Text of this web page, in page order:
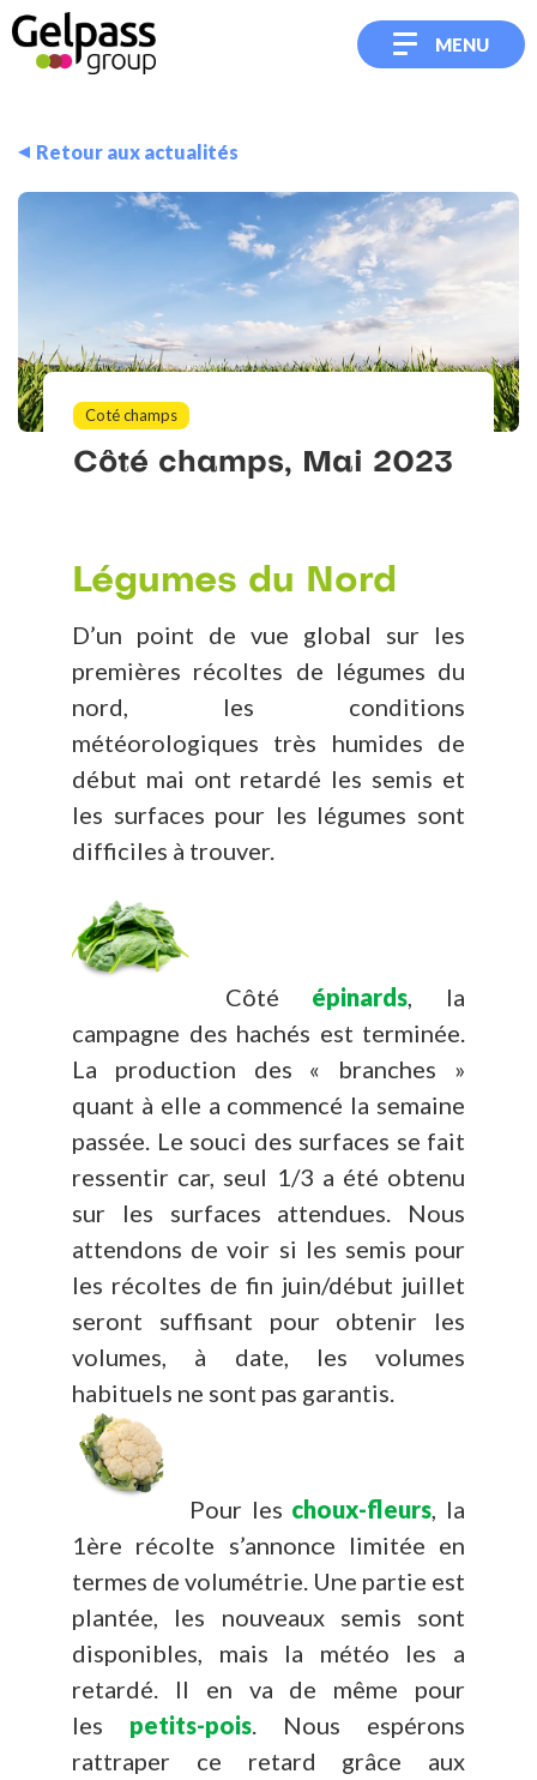
MENU
Retour aux actualités
Coté champs
Côté champs, Mai 2023
Légumes du Nord
D’un point de vue global sur les
premières récoltes de légumes du
nord, les conditions
météorologiques très humides de
début mai ont retardé les semis et
les surfaces pour les légumes sont
difficiles à trouver.
Côté épinards , la
campagne des hachés est terminée.
La production des « branches »
quant à elle a commencé la semaine
passée. Le souci des surfaces se fait
ressentir car, seul 1/3 a été obtenu
sur les surfaces attendues. Nous
attendons de voir si les semis pour
les récoltes de fin juin/début juillet
seront suffisant pour obtenir les
volumes, à date, les volumes
habituels ne sont pas garantis.
Pour les choux-fleurs , la
1ère récolte s’annonce limitée en
termes de volumétrie. Une partie est
plantée, les nouveaux semis sont
disponibles, mais la météo les a
retardé. Il en va de même pour
les petits-pois . Nous espérons
rattraper ce retard grâce aux